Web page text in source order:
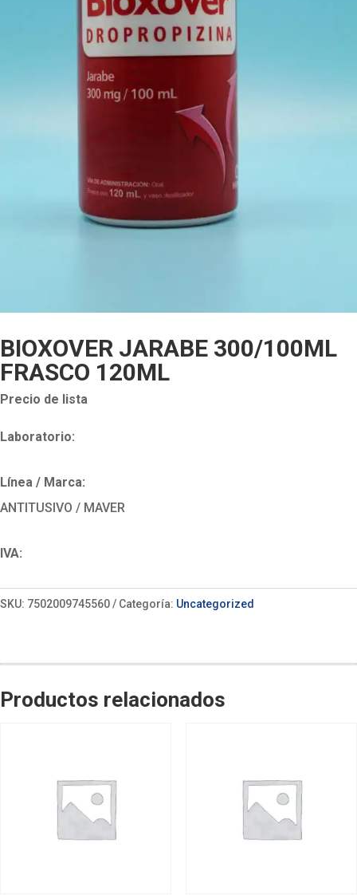
BIOXOVER JARABE 300/100ML
FRASCO 120ML
Precio de lista
Laboratorio:
Línea / Marca:
ANTITUSIVO / MAVER
IVA:
SKU: 7502009745560 Categoría: Uncategorized
Productos relacionados